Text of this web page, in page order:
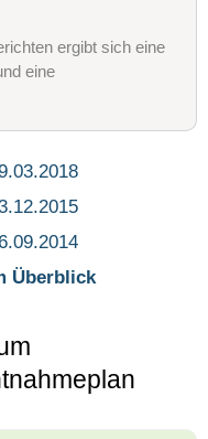
ergibt sich eine
eine
Überblick